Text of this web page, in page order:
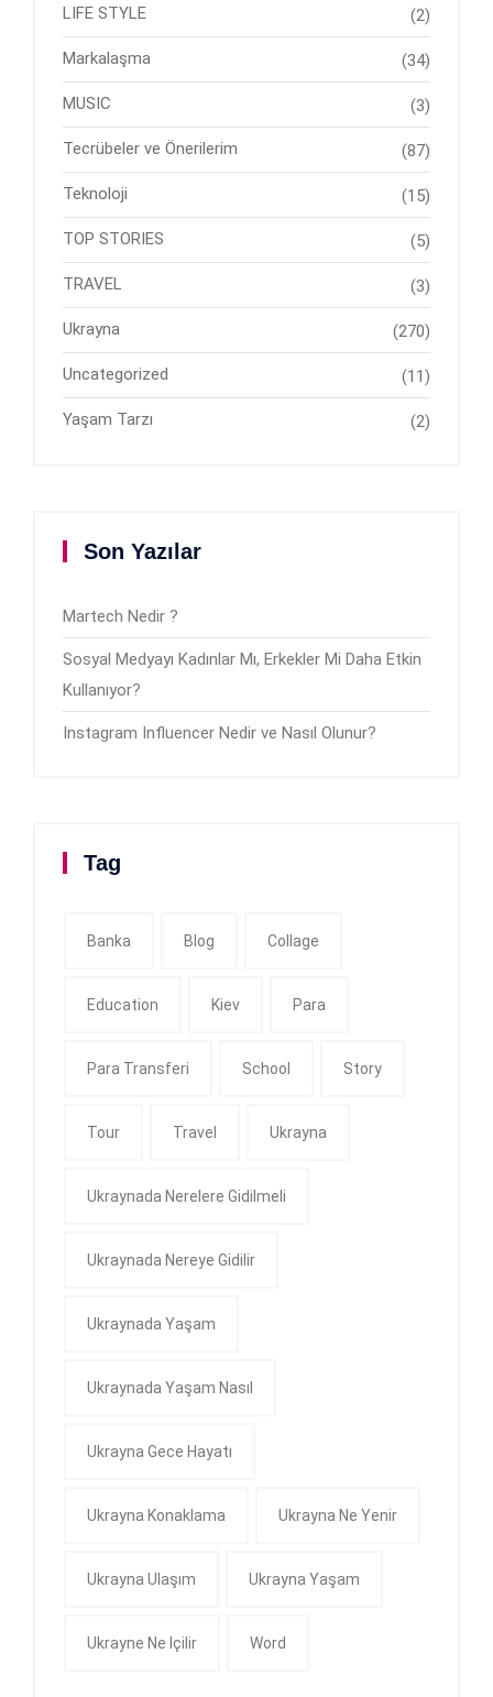
LIFE STYLE (2)
Markalaşma (34)
MUSIC (3)
Tecrübeler ve Önerilerim (87)
Teknoloji (15)
TOP STORIES (5)
TRAVEL (3)
Ukrayna (270)
Uncategorized (11)
Yaşam Tarzı (2)
Son Yazılar
Martech Nedir ?
Sosyal Medyayı Kadınlar Mı, Erkekler Mi Daha Etkin
Kullanıyor?
Instagram Influencer Nedir ve Nasıl Olunur?
Tag
Banka Blog Collage
Education Kiev Para
Para Transferi School Story
Tour Travel Ukrayna
Ukraynada Nerelere Gidilmeli
Ukraynada Nereye Gidilir
Ukraynada Yaşam
Ukraynada Yaşam Nasıl
Ukrayna Gece Hayatı
Ukrayna Konaklama Ukrayna Ne Yenir
Ukrayna Ulaşım Ukrayna Yaşam
Ukrayne Ne Içilir Word